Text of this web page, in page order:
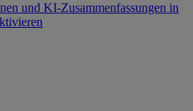
und KI-Zusammenfassungen in